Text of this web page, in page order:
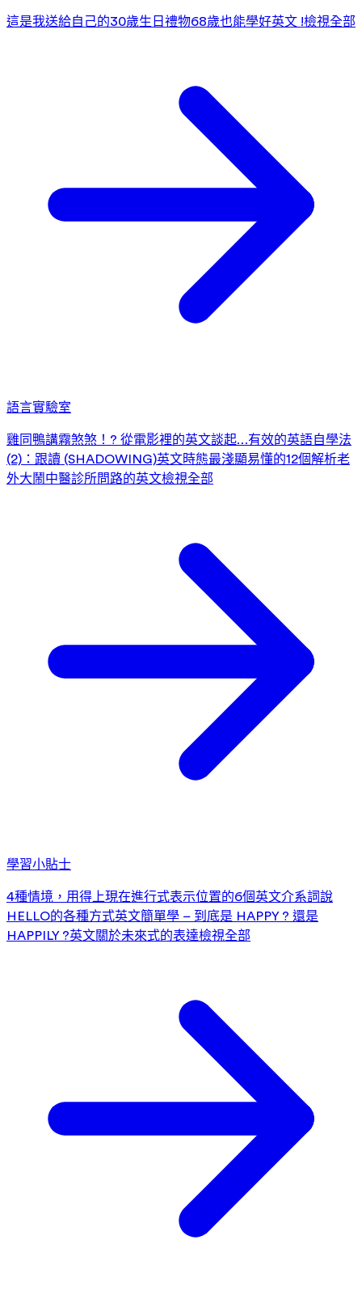
這是我送給自己的30歲生日禮物68歲也能學好英文 !檢視全部
語言實驗室
雞同鴨講霧煞煞！? 從電影裡的英文談起…有效的英語自學法
(2)：跟讀 (SHADOWING)英文時態最淺顯易懂的12個解析老
外大鬧中醫診所問路的英文檢視全部
學習小貼士
4種情境，用得上現在進行式表示位置的6個英文介系詞說
HELLO的各種方式英文簡單學 – 到底是 HAPPY ? 還是
HAPPILY ?英文關於未來式的表達檢視全部